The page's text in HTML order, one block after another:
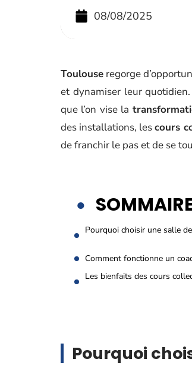
08/08/2025
Toulouse regorge
et dynamiser leur
que l’on vise la
des installations, lescours
de franchir le pas et de se
Pourquoi choisir une salle
Comment fonctionne un
Les bienfaits des cours
Pourquoi